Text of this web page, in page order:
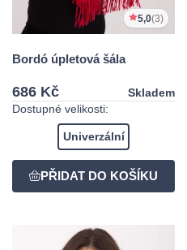
5,0(3)
Bordó úpletová šála
686 Kč
Skladem
Dostupné velikosti:
Univerzální